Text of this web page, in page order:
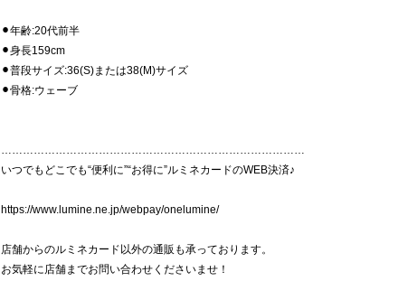
⚫︎年齢:20代前半
⚫︎身長159cm
⚫︎普段サイズ:36(S)または38(M)サイズ
⚫︎骨格:ウェーブ
…………………………………………………………………………
いつでもどこでも“便利に”“お得に”ルミネカードのWEB決済♪
https://www.lumine.ne.jp/webpay/onelumine/
店舗からのルミネカード以外の通販も承っております。
お気軽に店舗までお問い合わせくださいませ！